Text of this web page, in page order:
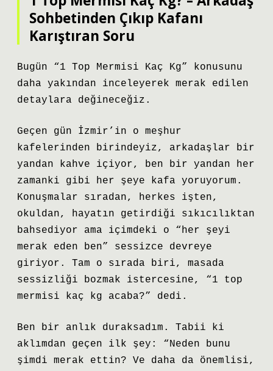
Sohbetinden Çıkıp Kafanı
Karıştıran Soru
Bugün “1 Top Mermisi Kaç Kg” konusunu
daha yakından inceleyerek merak edilen
detaylara değineceğiz.
Geçen gün İzmir’in o meşhur
kafelerinden birindeyiz, arkadaşlar bir
yandan kahve içiyor, ben bir yandan her
zamanki gibi her şeye kafa yoruyorum.
Konuşmalar sıradan, herkes işten,
okuldan, hayatın getirdiği sıkıcılıktan
bahsediyor ama içimdeki o “her şeyi
merak eden ben” sessizce devreye
giriyor. Tam o sırada biri, masada
sessizliği bozmak istercesine, “1 top
mermisi kaç kg acaba?” dedi.
Ben bir anlık duraksadım. Tabii ki
aklımdan geçen ilk şey: “Neden bunu
şimdi merak ettin? Ve daha da önemlisi,